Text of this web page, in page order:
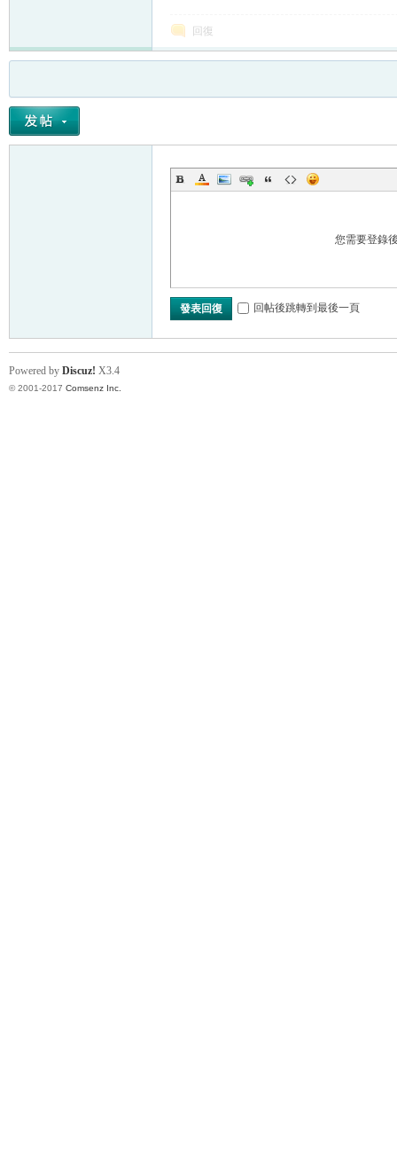
回復
您需要登錄
發表回復 回帖後跳轉到最後一頁
Powered by Discuz! X3.4
© 2001-2017 Comsenz Inc.